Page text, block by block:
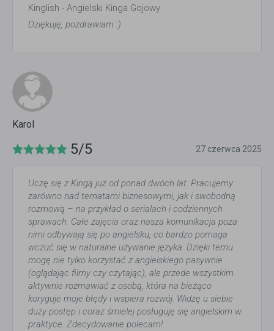
Kinglish - Angielski Kinga Gojowy
Dziękuję, pozdrawiam :)
Karol
5/5 27 czerwca 2025
Uczę się z Kingą już od ponad dwóch lat. Pracujemy
zarówno nad tematami biznesowymi, jak i swobodną
rozmową – na przykład o serialach i codziennych
sprawach. Całe zajęcia oraz nasza komunikacja poza
nimi odbywają się po angielsku, co bardzo pomaga
wczuć się w naturalne używanie języka. Dzięki temu
mogę nie tylko korzystać z angielskiego pasywnie
(oglądając filmy czy czytając), ale przede wszystkim
aktywnie rozmawiać z osobą, która na bieżąco
koryguje moje błędy i wspiera rozwój. Widzę u siebie
duży postęp i coraz śmielej posługuję się angielskim w
praktyce. Zdecydowanie polecam!